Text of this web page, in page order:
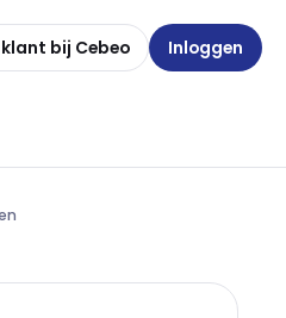
bij Cebeo Inloggen